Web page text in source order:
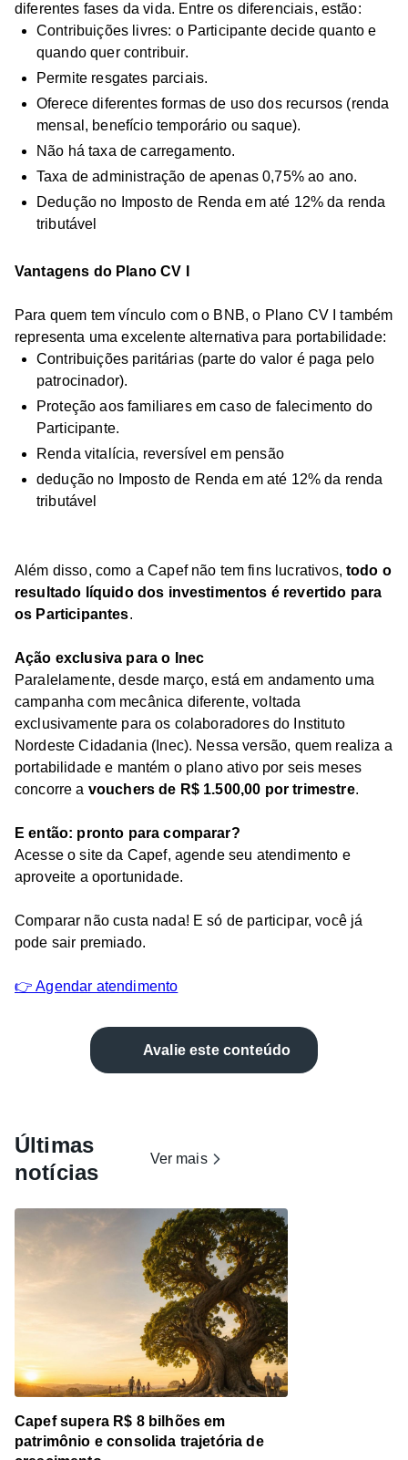
diferentes fases da vida. Entre os diferenciais, estão:
Contribuições livres: o Participante decide quanto e
quando quer contribuir.
Permite resgates parciais.
Oferece diferentes formas de uso dos recursos (renda
mensal, benefício temporário ou saque).
Não há taxa de carregamento.
Taxa de administração de apenas 0,75% ao ano.
Dedução no Imposto de Renda em até 12% da renda
tributável
Vantagens do Plano CV I
Para quem tem vínculo com o BNB, o Plano CV I também
representa uma excelente alternativa para portabilidade:
Contribuições paritárias (parte do valor é paga pelo
patrocinador).
Proteção aos familiares em caso de falecimento do
Participante.
Renda vitalícia, reversível em pensão
dedução no Imposto de Renda em até 12% da renda
tributável
Além disso, como a Capef não tem fins lucrativos, todo o
resultado líquido dos investimentos é revertido para
os Participantes.
Ação exclusiva para o Inec
Paralelamente, desde março, está em andamento uma
campanha com mecânica diferente, voltada
exclusivamente para os colaboradores do Instituto
Nordeste Cidadania (Inec). Nessa versão, quem realiza a
portabilidade e mantém o plano ativo por seis meses
concorre a vouchers de R$ 1.500,00 por trimestre.
E então: pronto para comparar?
Acesse o site da Capef, agende seu atendimento e
aproveite a oportunidade.
Comparar não custa nada! E só de participar, você já
pode sair premiado.
👉 Agendar atendimento
Avalie este conteúdo
Últimas
notícias
Ver mais
Capef supera R$ 8 bilhões em
patrimônio e consolida trajetória de